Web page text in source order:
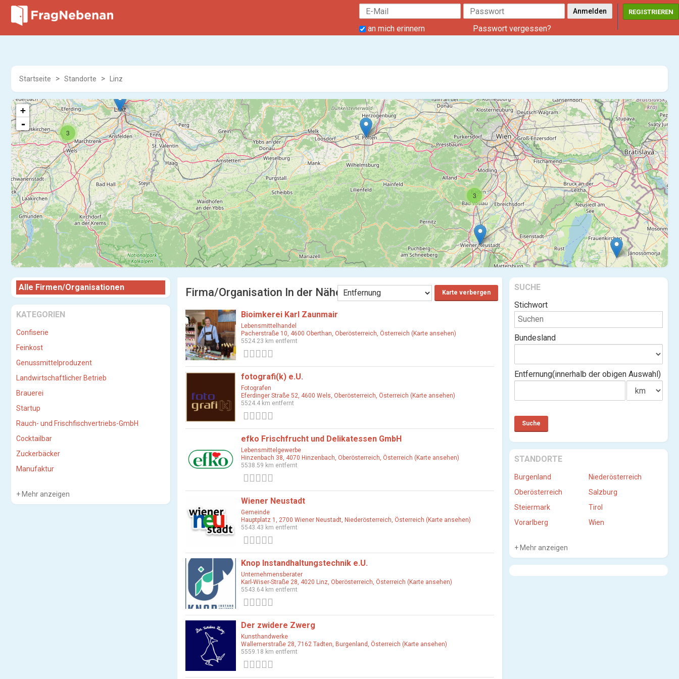
an mich erinnern Passwort vergessen?
REGISTRIEREN
Startseite Standorte Linz
3
3
+
-
Alle Firmen/Organisationen
KATEGORIEN
Confiserie
Feinkost
Genussmittelproduzent
Landwirtschaftlicher Betrieb
Brauerei
Startup
Rauch- und Frischfischvertriebs-GmbH
Cocktailbar
Zuckerbäcker
Manufaktur
Mehr anzeigen
SUCHE
Stichwort
Bundesland
Entfernung(innerhalb der obigen Auswahl)
STANDORTE
Burgenland
Niederösterreich
Oberösterreich
Salzburg
Steiermark
Tirol
Vorarlberg
Wien
Mehr anzeigen
Firma/Organisation In der Nähe linz Karte verbergen
Bioimkerei Karl Zaunmair
Lebensmittelhandel
Pacherstraße 10, 4600 Oberthan, Oberösterreich, Österreich (Karte ansehen)
5524.23 km entfernt
fotografi(k) e.U.
Fotografen
Eferdinger Straße 52, 4600 Wels, Oberösterreich, Österreich (Karte ansehen)
5524.4 km entfernt
efko Frischfrucht und Delikatessen GmbH
Lebensmittelgewerbe
Hinzenbach 38, 4070 Hinzenbach, Oberösterreich, Österreich (Karte ansehen)
5538.59 km entfernt
Wiener Neustadt
Gemeinde
Hauptplatz 1, 2700 Wiener Neustadt, Niederösterreich, Österreich (Karte ansehen)
5543.43 km entfernt
Knop Instandhaltungstechnik e.U.
Unternehmensberater
Karl-Wiser-Straße 28, 4020 Linz, Oberösterreich, Österreich (Karte ansehen)
5543.64 km entfernt
Der zwidere Zwerg
Kunsthandwerke
Wallernerstraße 28, 7162 Tadten, Burgenland, Österreich (Karte ansehen)
5559.18 km entfernt